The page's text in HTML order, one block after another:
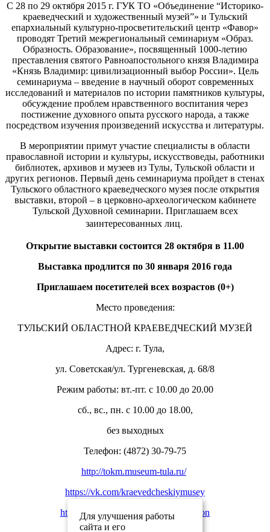
С 28 по 29 октября 2015 г. ГУК ТО «Объединение “Историко-
краеведческий и художественный музей”» и Тульский
епархиальный культурно-просветительский центр «Фавор»
проводят Третий межрегиональный семинариум «Образ.
Образность. Образование», посвященный 1000-летию
преставления святого Равноапостольного князя Владимира
«Князь Владимир: цивилизационный выбор России». Цель
семинариума – введение в научный оборот современных
исследований и материалов по истории памятников культуры,
обсуждение проблем нравственного воспитания через
постижение духовного опыта русского народа, а также
посредством изучения произведений искусства и литературы.
В мероприятии примут участие специалисты в области
православной истории и культуры, искусствоведы, работники
библиотек, архивов и музеев из Тулы, Тульской области и
других регионов. Первый день семинариума пройдет в стенах
Тульского областного краеведческого музея после открытия
выставки, второй – в церковно-археологическом кабинете
Тульской Духовной семинарии. Приглашаем всех
заинтересованных лиц.
Открытие выставки состоится 28 октября в 11.00
Выставка продлится по 30 января 2016 года
Приглашаем посетителей всех возрастов (0+)
Место проведения:
ТУЛЬСКИЙ ОБЛАСТНОЙ КРАЕВЕДЧЕСКИЙ МУЗЕЙ
Адрес: г. Тула,
ул. Советская/ул. Тургеневская, д. 68/8
Режим работы: вт.-пт. с 10.00 до 20.00
сб., вс., пн. с 10.00 до 18.00,
без выходных
Телефон: (4872) 30-79-75
http://tokm.museum-tula.ru/
https://vk.com/kraevedcheskiymusey
http://vk.com/tula_museum_association
Для улучшения работы
сайта и его